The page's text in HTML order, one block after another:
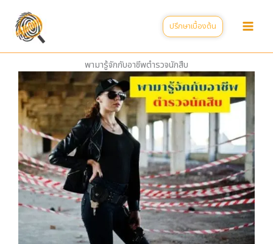
content
ปรึกษาเบื้องต้น
พามารู้จักกับอาชีพตำรวจนักสืบ